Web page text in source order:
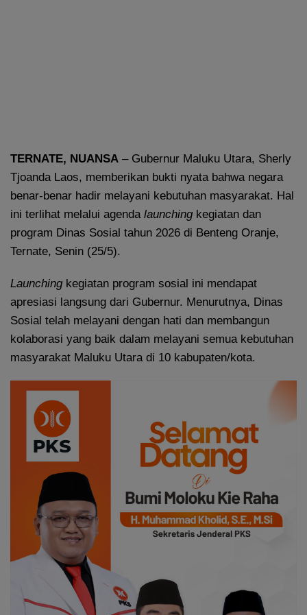
TERNATE, NUANSA – Gubernur Maluku Utara, Sherly
Tjoanda Laos, memberikan bukti nyata bahwa negara
benar-benar hadir melayani kebutuhan masyarakat. Hal
ini terlihat melalui agenda launchingkegiatan dan
program Dinas Sosial tahun 2026 di Benteng Oranje,
Ternate, Senin (25/5).
Launchingkegiatan program sosial ini mendapat
apresiasi langsung dari Gubernur. Menurutnya, Dinas
Sosial telah melayani dengan hati dan membangun
kolaborasi yang baik dalam melayani semua kebutuhan
masyarakat Maluku Utara di 10 kabupaten/kota.